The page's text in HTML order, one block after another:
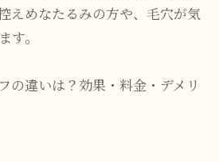
えめなたるみの方や、毛穴が気
す。
の違いは？効果・料金・デメリ